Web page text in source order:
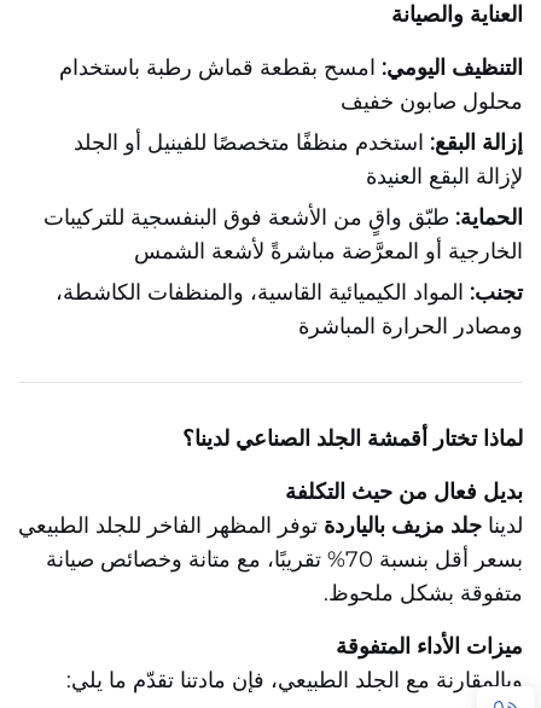
العناية والصيانة
التنظيف اليومي: امسح بقطعة قماش رطبة باستخدام
محلول صابون خفيف
إزالة البقع: استخدم منظفًا متخصصًا للفينيل أو الجلد
لإزالة البقع العنيدة
الحماية: طبّق واقٍ من الأشعة فوق البنفسجية للتركيبات
الخارجية أو المعرَّضة مباشرةً لأشعة الشمس
تجنب: المواد الكيميائية القاسية، والمنظفات الكاشطة،
ومصادر الحرارة المباشرة
لماذا تختار أقمشة الجلد الصناعي لدينا؟
بديل فعال من حيث التكلفة
لدينا جلد مزيف بالياردة توفر المظهر الفاخر للجلد الطبيعي
بسعر أقل بنسبة 70% تقريبًا، مع متانة وخصائص صيانة
متفوقة بشكل ملحوظ.
ميزات الأداء المتفوقة
وبالمقارنة مع الجلد الطبيعي، فإن مادتنا تقدّم ما يلي: